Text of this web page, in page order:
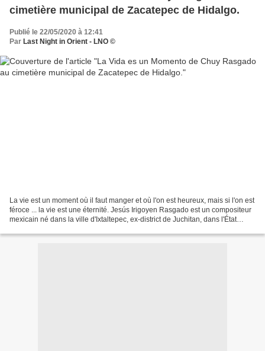
cimetière municipal de Zacatepec de Hidalgo.
Publié le 22/05/2020 à 12:41
Par Last Night in Orient - LNO ©
La vie est un moment où il faut manger et où l'on est heureux, mais si l'on est
féroce ... la vie est une éternité. Jesús Irigoyen Rasgado est un compositeur
mexicain né dans la ville d'Ixtaltepec, ex-district de Juchitan, dans l'État